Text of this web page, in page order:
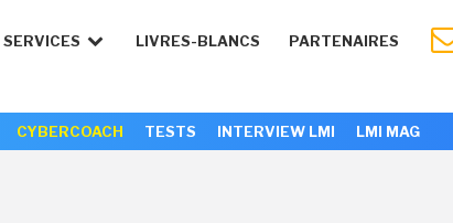
SERVICES LIVRES-BLANCS PARTENAIRES
CYBERCOACH TESTS INTERVIEW LMI LMI MAG